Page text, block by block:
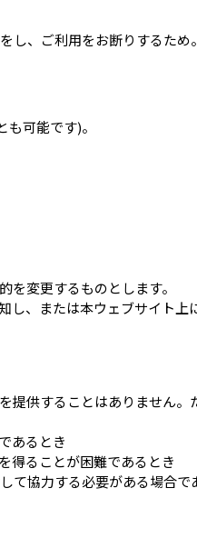
、ご利用をお断りするため。
可能です)。
変更するものとします。
し、または本ウェブサイト上
提供することはありません。
あるとき
得ることが困難であるとき
て協力する必要がある場合で